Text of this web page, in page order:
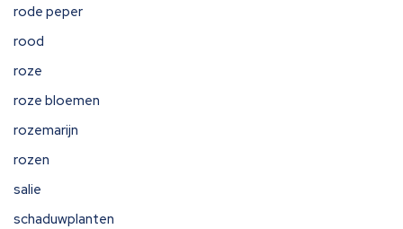
rode peper
rood
roze
roze bloemen
rozemarijn
rozen
salie
schaduwplanten